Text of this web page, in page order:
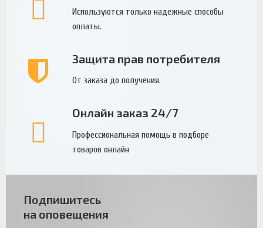
Используются только надежные способы
оплаты.
Защита прав потребителя
От заказа до получения.
Онлайн заказ 24/7
Профессиональная помощь в подборе
товаров онлайн
Подпишитесь
на оповещения